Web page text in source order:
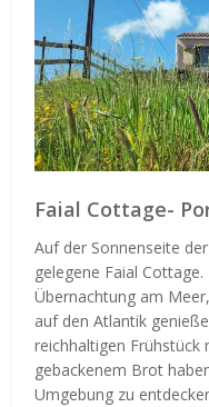
Faial Cottage-
Auf der Sonnenseite
gelegene Faial
Übernachtung am
auf den Atlantik
reichhaltigen
gebackenem Brot
Umgebung zu